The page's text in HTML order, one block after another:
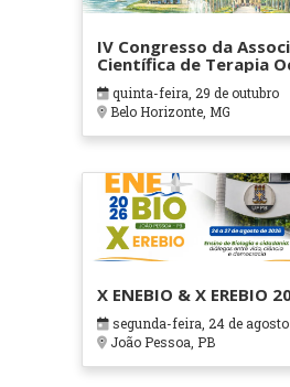
IV Congresso da
Científica de Terapia
em Contextos
Cuidados Paliativos -
quinta-feira, 29 de outubro
Belo Horizonte, MG
X ENEBIO & X EREBIO
segunda-feira, 24 de agosto
João Pessoa, PB